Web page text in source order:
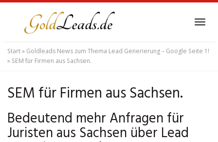
content
Start» Goldleads News zum Thema Lead Generierung – Google Seite 1!
» SEM für Firmen aus Sachsen.
SEM für Firmen aus Sachsen.
Bedeutend mehr Anfragen für
Juristen aus Sachsen über Lead